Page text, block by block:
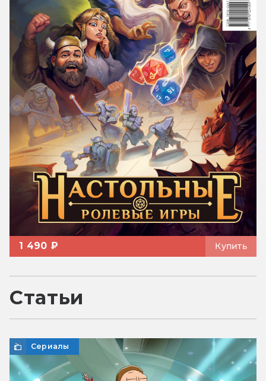
1 490 ₽ Купить
Статьи
Сериалы